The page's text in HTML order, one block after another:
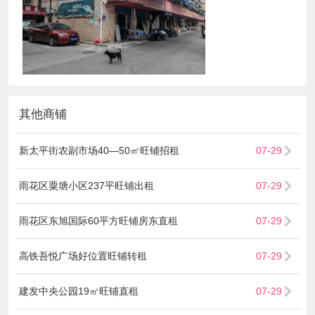
其他商铺
新太平街农副市场40—50㎡旺铺招租 07-29
雨花区粟塘小区237平旺铺出租 07-29
雨花区东旭国际60平方旺铺房东直租 07-29
高铁吾悦广场好位置旺铺转租 07-29
建发中央公园19㎡旺铺直租 07-29